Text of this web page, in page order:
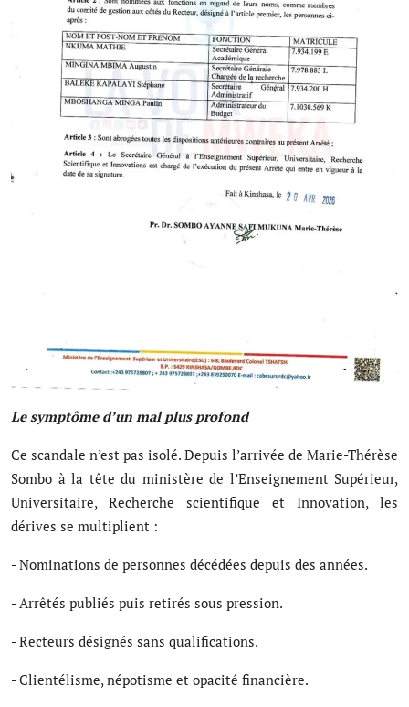
Le symptôme d’un mal plus profond
Ce scandale n’est pas isolé. Depuis l’arrivée de Marie-Thérèse
Sombo à la tête du ministère de l’Enseignement Supérieur,
Universitaire, Recherche scientifique et Innovation, les
dérives se multiplient :
- Nominations de personnes décédées depuis des années.
- Arrêtés publiés puis retirés sous pression.
- Recteurs désignés sans qualifications.
- Clientélisme, népotisme et opacité financière.